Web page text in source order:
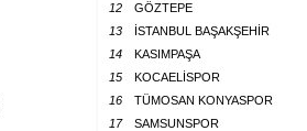
12
GÖZTEPE
13
İSTANBUL BAŞAKŞEHİR
14
KASIMPAŞA
15
KOCAELİSPOR
16
TÜMOSAN KONYASPOR
17
SAMSUNSPOR